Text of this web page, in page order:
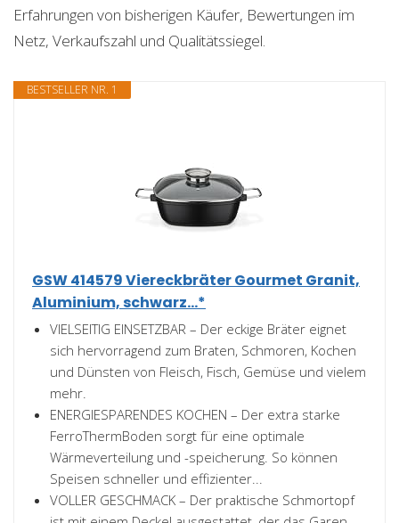
Erfahrungen von bisherigen Käufer, Bewertungen im
Netz, Verkaufszahl und Qualitätssiegel.
BESTSELLER NR. 1
GSW 414579 Viereckbräter Gourmet Granit,
Aluminium, schwarz...*
VIELSEITIG EINSETZBAR – Der eckige Bräter eignet
sich hervorragend zum Braten, Schmoren, Kochen
und Dünsten von Fleisch, Fisch, Gemüse und vielem
mehr.
ENERGIESPARENDES KOCHEN – Der extra starke
FerroThermBoden sorgt für eine optimale
Wärmeverteilung und -speicherung. So können
Speisen schneller und effizienter...
VOLLER GESCHMACK – Der praktische Schmortopf